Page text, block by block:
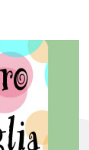
di teatro concepita
teatro all’intera